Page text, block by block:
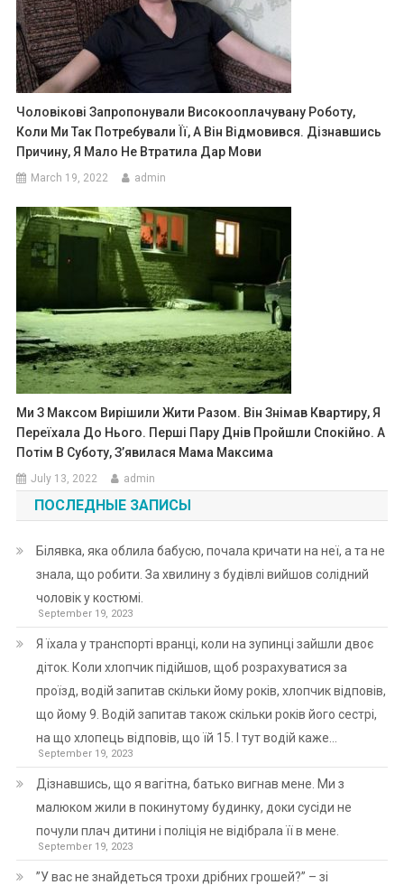
Чоловікові Запропонували Високооплачувану Роботу,
Коли Ми Так Потребували Її, А Він Відмовився. Дізнавшись
Причину, Я Мало Не Втратила Дар Мови
March 19, 2022 admin
Ми З Максом Вирішили Жити Разом. Він Знімав Квартиру, Я
Переїхала До Нього. Перші Пару Днів Пройшли Спокійно. А
Потім В Суботу, З’явилася Мама Максима
July 13, 2022 admin
ПОСЛЕДНЫЕ ЗАПИСЫ
Білявка, яка облила бабусю, почала кричати на неї, а та не
знала, що робити. За хвилину з будівлі вийшов солідний
чоловік у костюмі.
September 19, 2023
Я їхала у транспорті вранці, коли на зупинці зайшли двоє
діток. Коли хлопчик підійшов, щоб розрахуватися за
проїзд, водій запитав скільки йому років, хлопчик відповів,
що йому 9. Водій запитав також скільки років його сестрі,
на що хлопець відповів, що їй 15. І тут водій каже…
September 19, 2023
Дізнавшись, що я вагітна, батько вигнав мене. Ми з
малюком жили в покинутому будинку, доки сусіди не
почули плач дитини і поліція не відібрала її в мене.
September 19, 2023
”У вас не знайдеться трохи дрібних грошей?” – зі